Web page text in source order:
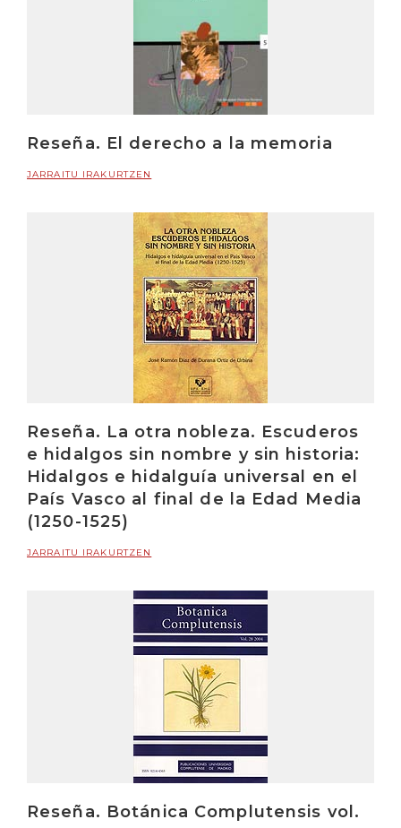
Reseña. El derecho a la memoria
JARRAITU IRAKURTZEN
Reseña. La otra nobleza. Escuderos
e hidalgos sin nombre y sin historia:
Hidalgos e hidalguía universal en el
País Vasco al final de la Edad Media
(1250-1525)
JARRAITU IRAKURTZEN
Reseña. Botánica Complutensis vol.